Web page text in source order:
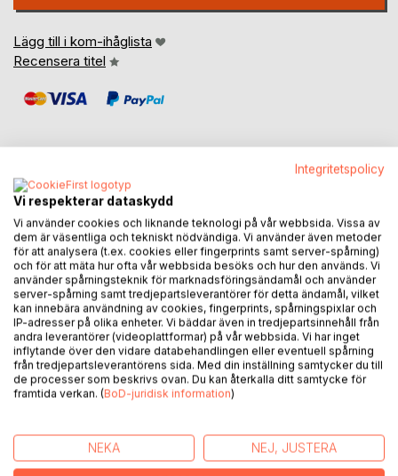
Lägg till i kom-ihåglista
Recensera titel
BESKRIVNING
Ståpaddling / SUP har under det senaste decenniet vuxit
stort och brett, och är fortfarande en av de snabbast
växande vattenaktiviteterna världen över. Sverige är inget
undantag.
Några skäl att sporten expanderat så mycket är
enkelheten, tillgängligheten och det faktum att den riktar
sig till en bred och brokig publik i många olika åldrar.
Sporten har dessutom en mycket jämn fördelning mellan
Ståpaddling kan göras på en mängd olika sätt. Från det
lugnaste och sinnligaste stunderna på stilla vatten, till
Integritetspolicy
Vi respekterar dataskydd
Vi använder cookies och liknande teknologi på vår webbsida. Vissa av
dem är väsentliga och tekniskt nödvändiga. Vi använder även metoder
för att analysera (t.ex. cookies eller fingerprints samt server-spårning)
och för att mäta hur ofta vår webbsida besöks och hur den används. Vi
använder spårningsteknik för marknadsföringsändamål och använder
server-spårning samt tredjepartsleverantörer för detta ändamål, vilket
kan innebära användning av cookies, fingerprints, spårningspixlar och
IP-adresser på olika enheter. Vi bäddar även in tredjepartsinnehåll från
andra leverantörer (videoplattformar) på vår webbsida. Vi har inget
inflytande över den vidare databehandlingen eller eventuell spårning
från tredjepartsleverantörens sida. Med din inställning samtycker du till
de processer som beskrivs ovan. Du kan återkalla ditt samtycke för
framtida verkan. (BoD-juridisk information)
NEKA NEJ, JUSTERA